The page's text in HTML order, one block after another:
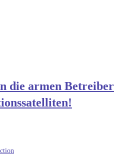
die armen Betreiber